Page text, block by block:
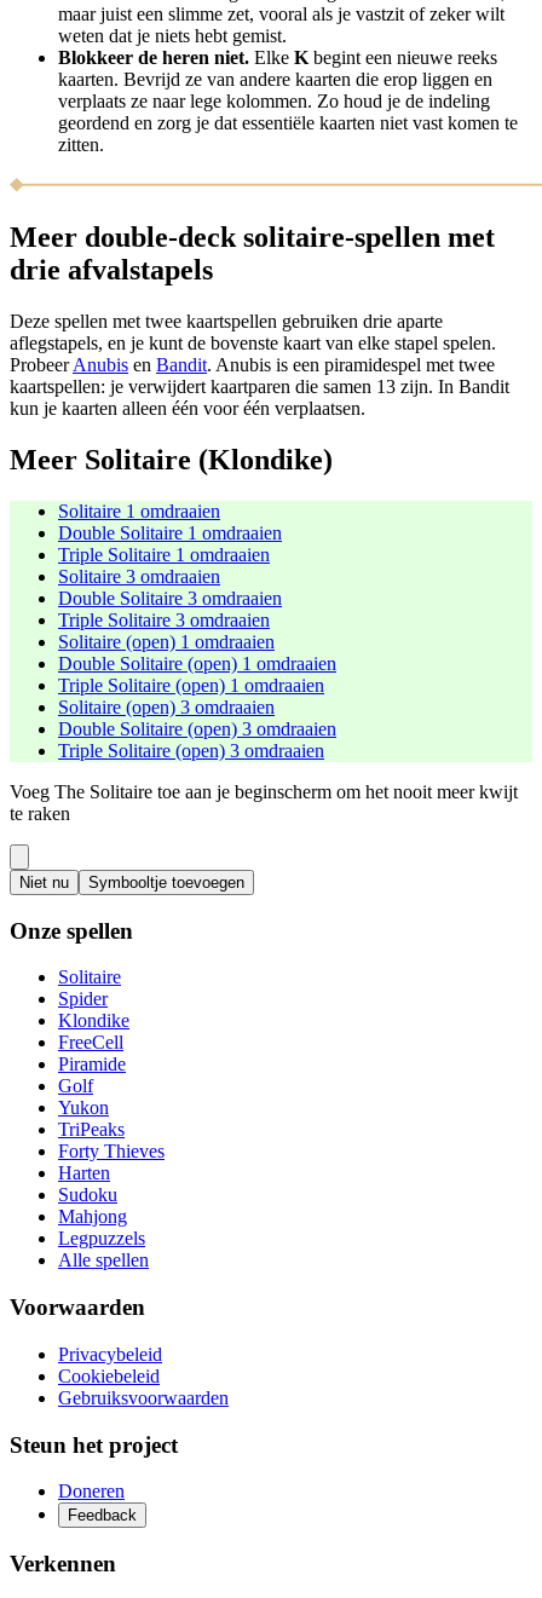
maar juist een slimme zet, vooral als je vastzit of zeker wilt
weten dat je niets hebt gemist.
Blokkeer de heren niet. Elke Kbegint een nieuwe reeks
kaarten. Bevrijd ze van andere kaarten die erop liggen en
verplaats ze naar lege kolommen. Zo houd je de indeling
geordend en zorg je dat essentiële kaarten niet vast komen te
zitten.
Meer double-deck solitaire-spellen met
drie afvalstapels
Deze spellen met twee kaartspellen gebruiken drie aparte
aflegstapels, en je kunt de bovenste kaart van elke stapel spelen.
ProbeerAnubis en Bandit. Anubis is een piramidespel met twee
kaartspellen: je verwijdert kaartparen die samen 13 zijn. In Bandit
kun je kaarten alleen één voor één verplaatsen.
Meer Solitaire (Klondike)
Solitaire 1 omdraaien
Double Solitaire 1 omdraaien
Triple Solitaire 1 omdraaien
Solitaire 3 omdraaien
Double Solitaire 3 omdraaien
Triple Solitaire 3 omdraaien
Solitaire (open) 1 omdraaien
Double Solitaire (open) 1 omdraaien
Triple Solitaire (open) 1 omdraaien
Solitaire (open) 3 omdraaien
Double Solitaire (open) 3 omdraaien
Triple Solitaire (open) 3 omdraaien
Voeg The Solitaire toe aan je beginscherm om het nooit meer kwijt
te raken
Niet nu Symbooltje toevoegen
Onze spellen
Solitaire
Spider
Klondike
FreeCell
Piramide
Golf
Yukon
TriPeaks
Forty Thieves
Harten
Sudoku
Mahjong
Legpuzzels
Alle spellen
Voorwaarden
Privacybeleid
Cookiebeleid
Gebruiksvoorwaarden
Steun het project
Doneren
Feedback
Verkennen